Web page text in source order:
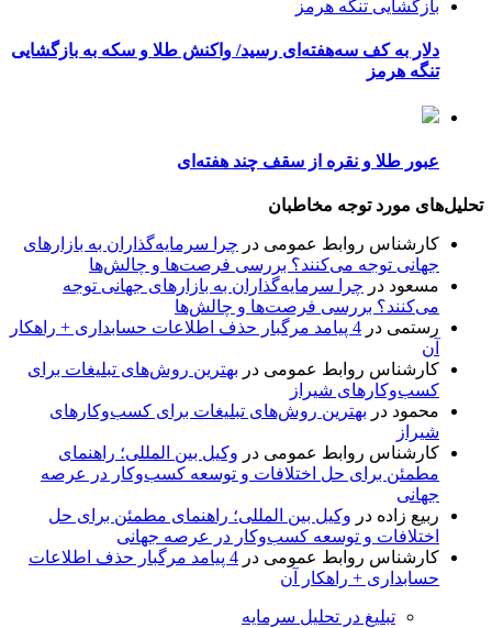
دلار به کف سه‌هفته‌ای رسید/ واکنش طلا و سکه به بازگشایی
تنگه هرمز
عبور طلا و نقره از سقف چند هفته‌ای
تحلیل‌های مورد توجه مخاطبان
کارشناس روابط عمومی در چرا سرمایه‌گذاران به بازارهای
جهانی توجه می‌کنند؟ بررسی فرصت‌ها و چالش‌ها
مسعود در چرا سرمایه‌گذاران به بازارهای جهانی توجه
می‌کنند؟ بررسی فرصت‌ها و چالش‌ها
رستمی در
4 پیامد مرگبار حذف اطلاعات حسابداری + راهکار
آن
کارشناس روابط عمومی در بهترین روش‌های تبلیغات برای
کسب‌وکارهای شیراز
محمود در بهترین روش‌های تبلیغات برای کسب‌وکارهای
شیراز
کارشناس روابط عمومی در وکیل بین المللی؛ راهنمای
مطمئن برای حل اختلافات و توسعه کسب‌وکار در عرصه
جهانی
ربیع زاده در وکیل بین المللی؛ راهنمای مطمئن برای حل
اختلافات و توسعه کسب‌وکار در عرصه جهانی
کارشناس روابط عمومی در
4 پیامد مرگبار حذف اطلاعات
حسابداری + راهکار آن
تبلیغ در تحلیل سرمایه